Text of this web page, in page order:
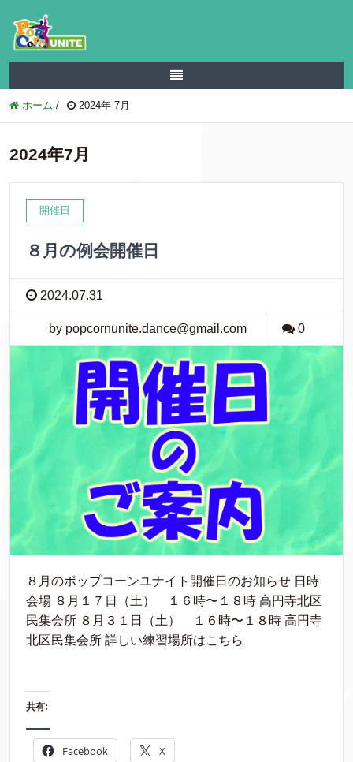
ホーム / 2024年 7月
2024年7月
開催日
８月の例会開催日
2024.07.31
by popcornunite.dance@gmail.com 0
８月のポップコーンユナイト開催日のお知らせ 日時
会場 ８月１７日（土） １６時〜１８時 高円寺北区
民集会所 ８月３１日（土） １６時〜１８時 高円寺
北区民集会所 詳しい練習場所はこちら
共有:
Facebook X